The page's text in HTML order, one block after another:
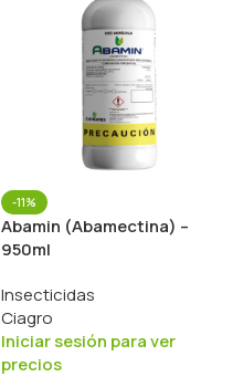
-11%
Abamin (Abamectina) –
950ml
Insecticidas
Ciagro
Iniciar sesión para ver
precios